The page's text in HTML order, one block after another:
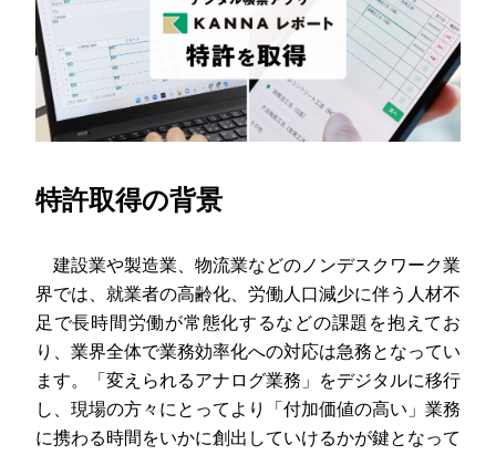
特許取得の背景
建設業や製造業、物流業などのノンデスクワーク業
界では、就業者の高齢化、労働人口減少に伴う人材不
足で長時間労働が常態化するなどの課題を抱えてお
り、業界全体で業務効率化への対応は急務となってい
ます。「変えられるアナログ業務」をデジタルに移行
し、現場の方々にとってより「付加価値の高い」業務
に携わる時間をいかに創出していけるかが鍵となって